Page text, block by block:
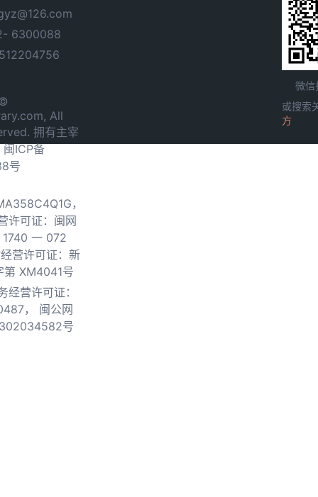
6300088
All
拥有主宰
闽ICP备
号
，
许可证：闽网
一 072
营许可证：新
第 XM4041号
经营许可证：
，
闽公网
号
微信
或搜索
方